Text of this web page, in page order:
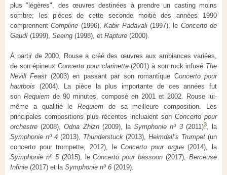
plus "légères", des œuvres destinées à prendre un casting moins
sombre; les pièces de cette seconde moitié des années 1990
comprennentCompline (1996),Kabir Padavali(1997), le Concerto de
Gaudí(1999), Seeing (1998), et Rapture (2000).
À partir de 2000, Rouse a créé des œuvres aux ambiances variées,
de son épineux Concerto pour clarinette(2001) à son rock infusé The
Nevill Feast (2003) en passant par son romantique Concerto pour
hautbois (2004). La pièce la plus importante de ces années fut
son Requiem de 90 minutes, composé en 2001 et 2002. Rouse lui-
même a qualifié leRequiem de sa meilleure composition. Les
principales compositions plus récentes incluaient son Concerto pour
orchestre (2008),Odna Zhizn(2009), laSymphonie nº 3(2011)3, la
Symphonie nº 4 (2013), Thunderstuck (2013), Heimdall’s Trumpet (un
concerto pour trompette, 2012), le Concerto pour orgue(2014), la
Symphonie nº 5(2015), le Concerto pour bassoon (2017),Berceuse
Infinie (2017) et la Symphonie nº 6 (2019).